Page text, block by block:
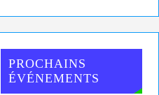
PROCHAINS
ÉVÉNEMENTS